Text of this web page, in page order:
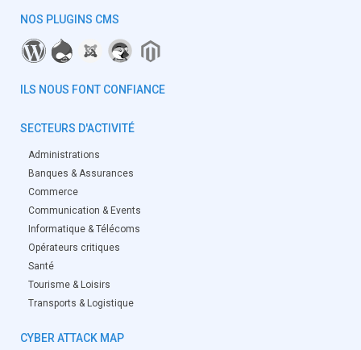
NOS PLUGINS CMS
ILS NOUS FONT CONFIANCE
SECTEURS D'ACTIVITÉ
Administrations
Banques & Assurances
Commerce
Communication & Events
Informatique & Télécoms
Opérateurs critiques
Santé
Tourisme & Loisirs
Transports & Logistique
CYBER ATTACK MAP